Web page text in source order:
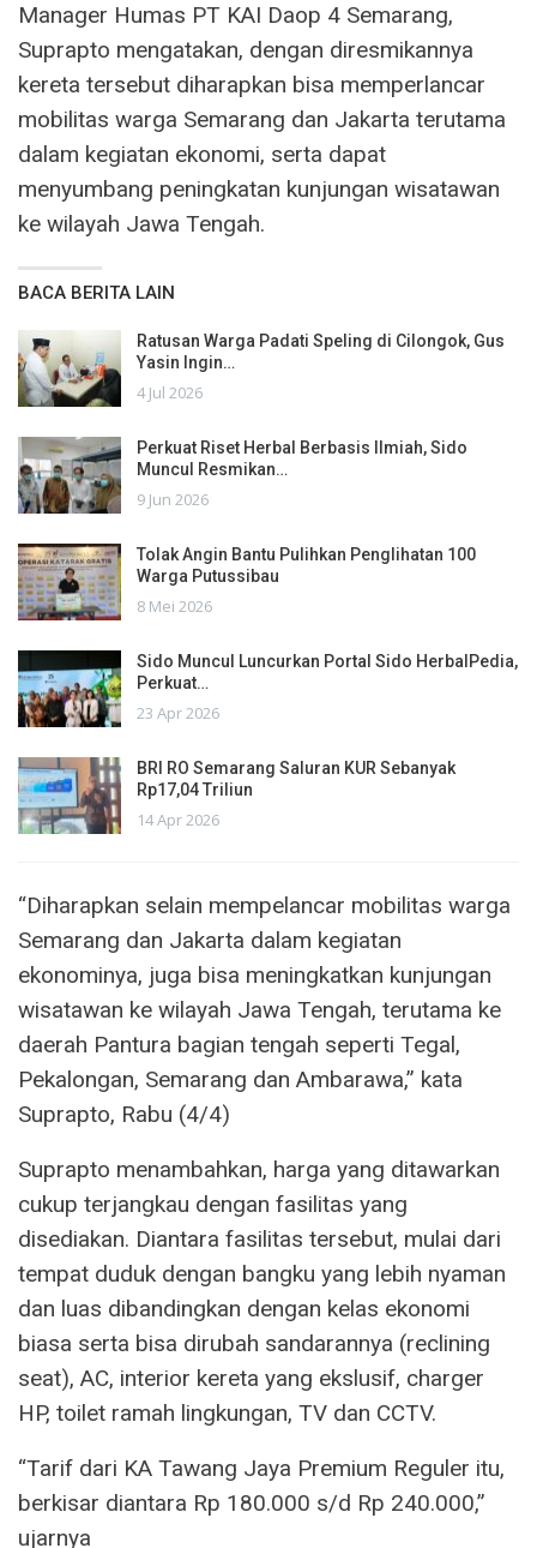
Manager Humas PT KAI Daop 4 Semarang,
Suprapto mengatakan, dengan diresmikannya
kereta tersebut diharapkan bisa memperlancar
mobilitas warga Semarang dan Jakarta terutama
dalam kegiatan ekonomi, serta dapat
menyumbang peningkatan kunjungan wisatawan
ke wilayah Jawa Tengah.
BACA BERITA LAIN
Ratusan Warga Padati Speling di Cilongok, Gus
Yasin Ingin…
4 Jul 2026
Perkuat Riset Herbal Berbasis Ilmiah, Sido
Muncul Resmikan…
9 Jun 2026
Tolak Angin Bantu Pulihkan Penglihatan 100
Warga Putussibau
8 Mei 2026
Sido Muncul Luncurkan Portal Sido HerbalPedia,
Perkuat…
23 Apr 2026
BRI RO Semarang Saluran KUR Sebanyak
Rp17,04 Triliun
14 Apr 2026
“Diharapkan selain mempelancar mobilitas warga
Semarang dan Jakarta dalam kegiatan
ekonominya, juga bisa meningkatkan kunjungan
wisatawan ke wilayah Jawa Tengah, terutama ke
daerah Pantura bagian tengah seperti Tegal,
Pekalongan, Semarang dan Ambarawa,” kata
Suprapto, Rabu (4/4)
Suprapto menambahkan, harga yang ditawarkan
cukup terjangkau dengan fasilitas yang
disediakan. Diantara fasilitas tersebut, mulai dari
tempat duduk dengan bangku yang lebih nyaman
dan luas dibandingkan dengan kelas ekonomi
biasa serta bisa dirubah sandarannya (reclining
seat), AC, interior kereta yang ekslusif, charger
HP, toilet ramah lingkungan, TV dan CCTV.
“Tarif dari KA Tawang Jaya Premium Reguler itu,
berkisar diantara Rp 180.000 s/d Rp 240.000,”
ujarnya